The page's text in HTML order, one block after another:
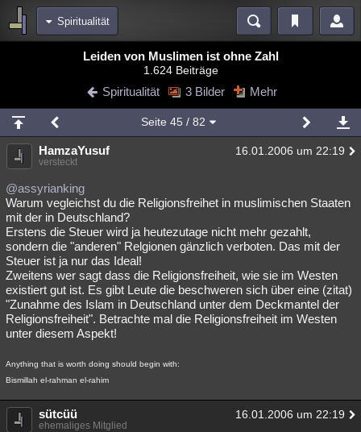
Spiritualität
Blogs Videos
Chat Wiki Neuigkeiten
meine Rubriken
Menschen Wissenschaft Mystery Kriminalfälle
Spiritualität
Natur Umfragen
weitere Rubriken
Philosophie Träume
Astronomie Helpdesk Gruppen Gaming Filme
Musik Clash Allmystery
Besucht Teilgenommen
Lesenswert
Leiden von Muslimen ist ohne Zahl
1.624 Beiträge
Spiritualität 3 Bilder Mehr
Seite 45 / 82
HamzaYusuf 16.01.2006 um 22:19
versteckt
@assyrianking
Warum vegleichst du die Religionsfreihet in muslimischen Staaten
mit der in Deutschland?
Erstens die Steuer wird ja heutezutage nicht mehr gezahlt,
sondern die "anderen" Relgionen gänzlich verboten. Das mit der
Steuer ist ja nur das Ideal!
Zweitens wer sagt dass die Religionsfreiheit, wie sie im Westen
existiert gut ist. Es gibt Leute die beschweren sich über eine (zitat)
"Zunahme des Islam in Deutschland unter dem Deckmantel der
Religionsfreiheit". Betrachte mal die Religionsfreiheit im Westen
unter diesem Aspekt!
Anything that is worth doing should begin with:
Bismillah el-rahman el-rahim
sütcüü 16.01.2006 um 22:19
ehemaliges Mitglied